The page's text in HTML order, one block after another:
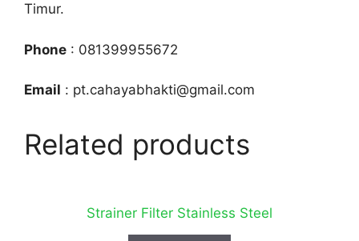
Timur.
Phone : 081399955672
Email : pt.cahayabhakti@gmail.com
Related products
Strainer Filter Stainless Steel